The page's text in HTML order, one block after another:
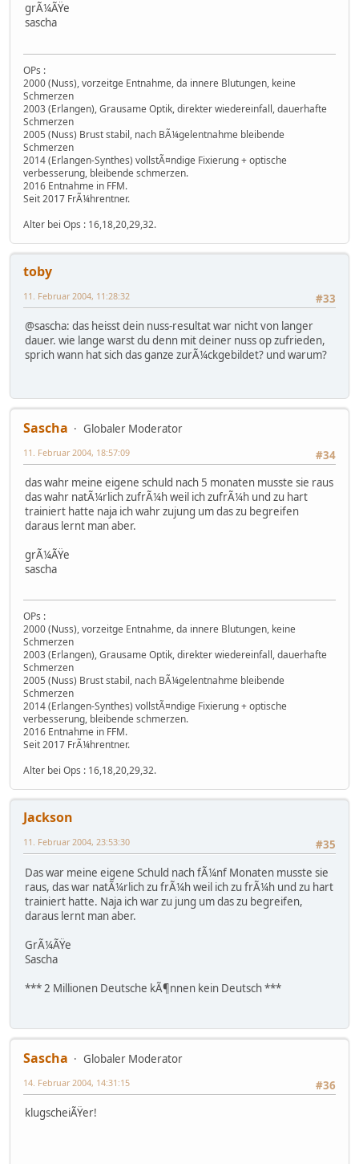
grÃ¼ÃŸe
sascha
OPs :
2000 (Nuss), vorzeitge Entnahme, da innere Blutungen, keine
Schmerzen
2003 (Erlangen), Grausame Optik, direkter wiedereinfall, dauerhafte
Schmerzen
2005 (Nuss) Brust stabil, nach BÃ¼gelentnahme bleibende
Schmerzen
2014 (Erlangen-Synthes) vollstÃ¤ndige Fixierung + optische
verbesserung, bleibende schmerzen.
2016 Entnahme in FFM.
Seit 2017 FrÃ¼hrentner.
Alter bei Ops : 16,18,20,29,32.
toby
#33
11. Februar 2004, 11:28:32
@sascha: das heisst dein nuss-resultat war nicht von langer
dauer. wie lange warst du denn mit deiner nuss op zufrieden,
sprich wann hat sich das ganze zurÃ¼ckgebildet? und warum?
Sascha
Globaler Moderator
#34
11. Februar 2004, 18:57:09
das wahr meine eigene schuld nach 5 monaten musste sie raus
das wahr natÃ¼rlich zufrÃ¼h weil ich zufrÃ¼h und zu hart
trainiert hatte naja ich wahr zujung um das zu begreifen
daraus lernt man aber.
grÃ¼ÃŸe
sascha
OPs :
2000 (Nuss), vorzeitge Entnahme, da innere Blutungen, keine
Schmerzen
2003 (Erlangen), Grausame Optik, direkter wiedereinfall, dauerhafte
Schmerzen
2005 (Nuss) Brust stabil, nach BÃ¼gelentnahme bleibende
Schmerzen
2014 (Erlangen-Synthes) vollstÃ¤ndige Fixierung + optische
verbesserung, bleibende schmerzen.
2016 Entnahme in FFM.
Seit 2017 FrÃ¼hrentner.
Alter bei Ops : 16,18,20,29,32.
Jackson
#35
11. Februar 2004, 23:53:30
Das war meine eigene Schuld nach fÃ¼nf Monaten musste sie
raus, das war natÃ¼rlich zu frÃ¼h weil ich zu frÃ¼h und zu hart
trainiert hatte. Naja ich war zu jung um das zu begreifen,
daraus lernt man aber.
GrÃ¼ÃŸe
Sascha
*** 2 Millionen Deutsche kÃ¶nnen kein Deutsch ***
Sascha
Globaler Moderator
#36
14. Februar 2004, 14:31:15
klugscheiÃŸer!